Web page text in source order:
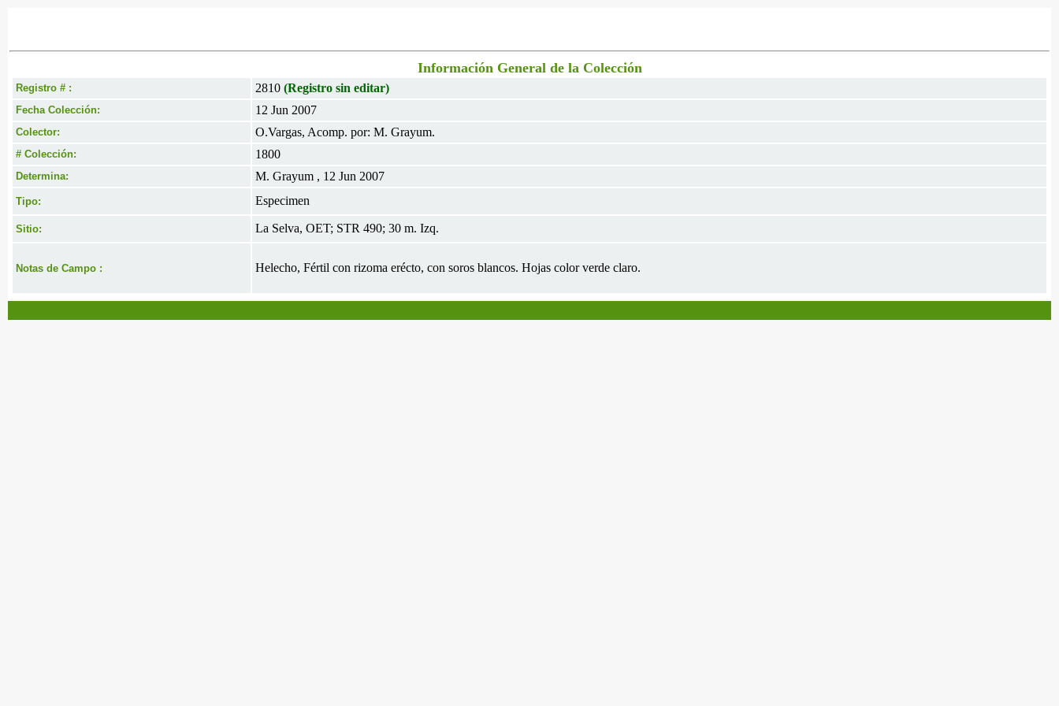
Información General de la Colección
Registro # : 2810 (Registro sin editar)
Fecha Colección: 12 Jun 2007
Colector: O.Vargas, Acomp. por: M. Grayum.
# Colección: 1800
Determina: M. Grayum , 12 Jun 2007
Tipo: Especimen
Sitio: La Selva, OET; STR 490; 30 m. Izq.
Notas de Campo : Helecho, Fértil con rizoma erécto, con soros blancos. Hojas color verde claro.